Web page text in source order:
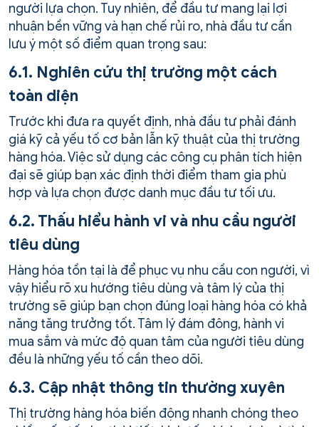
người lựa chọn. Tuy nhiên, để đầu tư mang lại lợi
nhuận bền vững và hạn chế rủi ro, nhà đầu tư cần
lưu ý một số điểm quan trọng sau:
6.1. Nghiên cứu thị trường một cách
toàn diện
Trước khi đưa ra quyết định, nhà đầu tư phải đánh
giá kỹ cả yếu tố cơ bản lẫn kỹ thuật của thị trường
hàng hóa. Việc sử dụng các công cụ phân tích hiện
đại sẽ giúp bạn xác định thời điểm tham gia phù
hợp và lựa chọn được danh mục đầu tư tối ưu.
6.2. Thấu hiểu hành vi và nhu cầu người
tiêu dùng
Hàng hóa tồn tại là để phục vụ nhu cầu con người, vì
vậy hiểu rõ xu hướng tiêu dùng và tâm lý của thị
trường sẽ giúp bạn chọn đúng loại hàng hóa có khả
năng tăng trưởng tốt. Tâm lý đám đông, hành vi
mua sắm và mức độ quan tâm của người tiêu dùng
đều là những yếu tố cần theo dõi.
6.3. Cập nhật thông tin thường xuyên
Thị trường hàng hóa biến động nhanh chóng theo